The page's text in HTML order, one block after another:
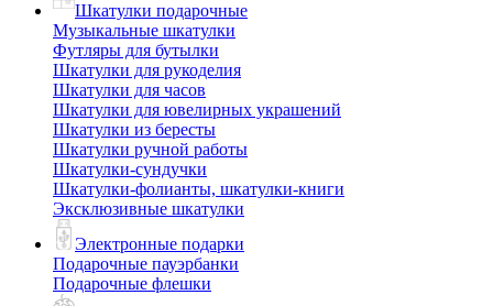
Шкатулки подарочные
Музыкальные шкатулки
Футляры для бутылки
Шкатулки для рукоделия
Шкатулки для часов
Шкатулки для ювелирных украшений
Шкатулки из бересты
Шкатулки ручной работы
Шкатулки-сундучки
Шкатулки-фолианты, шкатулки-книги
Эксклюзивные шкатулки
Электронные подарки
Подарочные пауэрбанки
Подарочные флешки